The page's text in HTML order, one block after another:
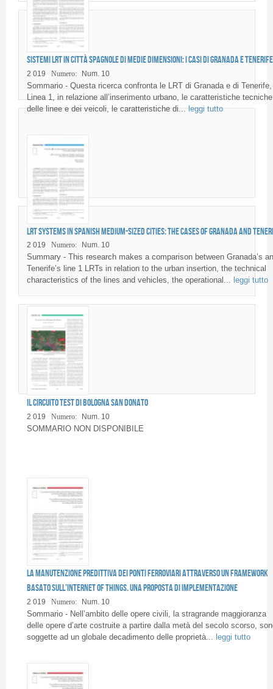
Sistemi LRT in città spagnole di medie dimensioni: i casi di Granada e Tenerife
2 019 Numero: Num. 10
Sommario - Questa ricerca confronta le LRT di Granada e di Tenerife,
Linea 1, in relazione all’inserimento urbano, le caratteristiche tecniche
delle linee e dei veicoli, le caratteristiche di...leggi tutto
LRT systems in Spanish medium-sized cities: the cases of Granada and
2 019 Numero: Num. 10
Summary - This research makes a comparison between Granada’s
Tenerife’s line 1 LRTs in relation to the urban insertion, the technical
characteristics of the lines and vehicles, the operational... leggi tutto
Il circuito test di Bologna San Donato
2 019 Numero: Num. 10
SOMMARIO NON DISPONIBILE
La manutenzione predittiva dei ponti ferroviari attraverso un framework
basato sull’Internet of Things. Una proposta di implementazione
2 019 Numero: Num. 10
Sommario - Nell’ambito delle opere civili, la stragrande maggioranza
delle opere d’arte costruite a partire dalla metà del secolo scorso,
soggette ad un globale decadimento delle proprietà...
leggi tutto
Pagine